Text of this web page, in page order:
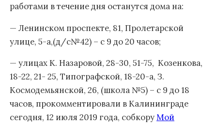
работами в течение дня останутся дома на:
— Ленинском проспекте, 81, Пролетарской
улице, 5-а,(д/с№42) – с 9 до 20 часов;
— улицах К. Назаровой, 28-30, 51-75, Козенкова,
18-22, 21- 25, Типографской, 18-20-а, З.
Космодемьянской, 26, (школа №5) – с 9 до 18
часов, прокомментировали в Калининграде
сегодня, 12 июля 2019 года, собкоруМой